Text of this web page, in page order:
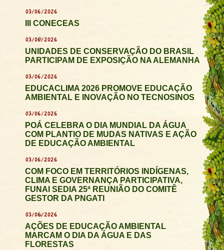
03/06/2026
III CONECEAS
03/06/2026
UNIDADES DE CONSERVAÇÃO DO BRASIL
PARTICIPAM DE EXPOSIÇÃO NA ALEMANHA
03/06/2026
EDUCACLIMA 2026 PROMOVE EDUCAÇÃO
AMBIENTAL E INOVAÇÃO NO TECNOSINOS
03/06/2026
POÁ CELEBRA O DIA MUNDIAL DA ÁGUA
COM PLANTIO DE MUDAS NATIVAS E AÇÃO
DE EDUCAÇÃO AMBIENTAL
03/06/2026
COM FOCO EM TERRITÓRIOS INDÍGENAS,
CLIMA E GOVERNANÇA PARTICIPATIVA,
FUNAI SEDIA 25ª REUNIÃO DO COMITÊ
GESTOR DA PNGATI
03/06/2026
AÇÕES DE EDUCAÇÃO AMBIENTAL
MARCAM O DIA DA ÁGUA E DAS
FLORESTAS